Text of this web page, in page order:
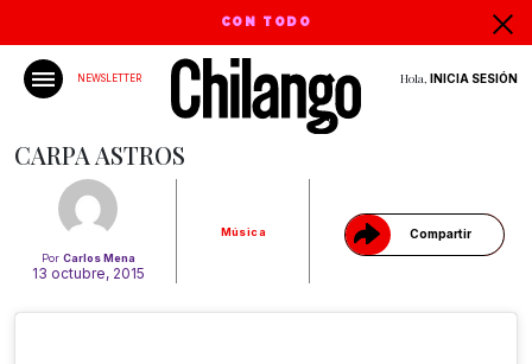
CON TODO
NEWSLETTER Hola, INICIA SESIÓN
Por Carlos Mena
13 octubre, 2015
Música Compartir
CARPA ASTROS